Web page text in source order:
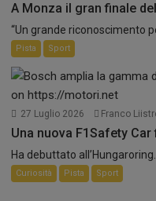
A Monza il gran finale
“Un grande riconoscimento
Pista Sport
27 Luglio 2026 Franco
Una nuova F1Safety
Ha debuttato
Curiosità Pista Sport